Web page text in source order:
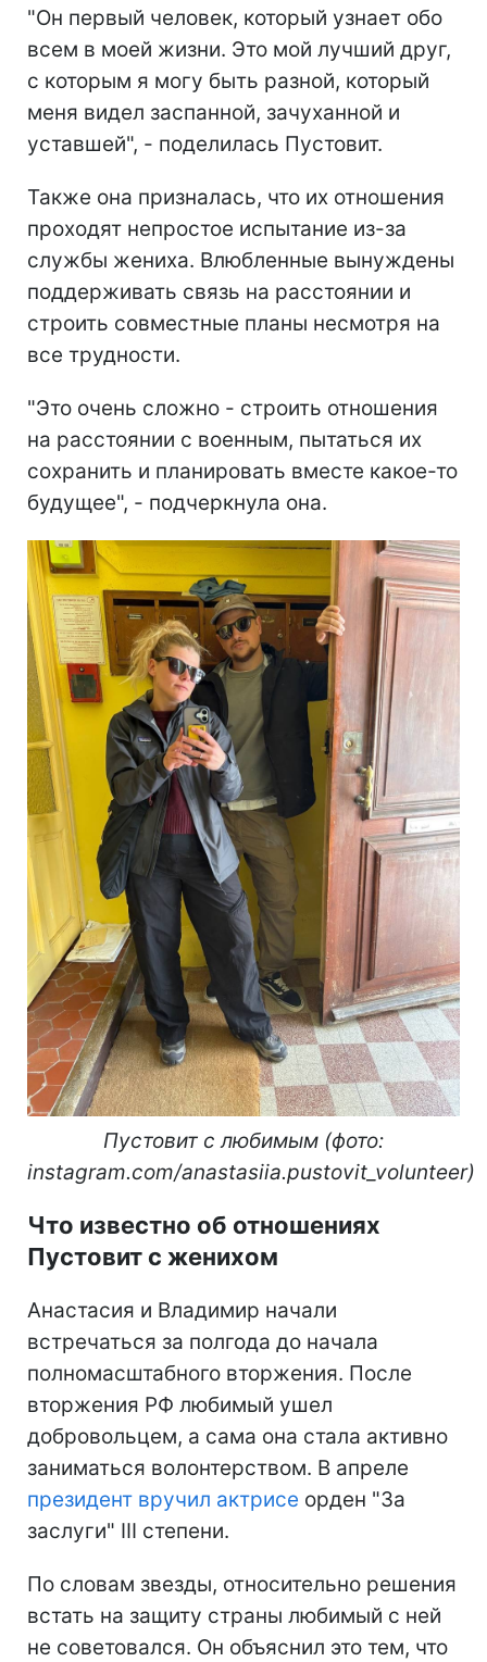
"Он первый человек, который узнает обо
всем в моей жизни. Это мой лучший друг,
с которым я могу быть разной, который
меня видел заспанной, зачуханной и
уставшей", - поделилась Пустовит.
Также она призналась, что их отношения
проходят непростое испытание из-за
службы жениха. Влюбленные вынуждены
поддерживать связь на расстоянии и
строить совместные планы несмотря на
все трудности.
"Это очень сложно - строить отношения
на расстоянии с военным, пытаться их
сохранить и планировать вместе какое-то
будущее", - подчеркнула она.
Пустовит с любимым (фото:
instagram.com/anastasiia.pustovit_volunteer)
Что известно об отношениях
Пустовит с женихом
Анастасия и Владимир начали
встречаться за полгода до начала
полномасштабного вторжения. После
вторжения РФ любимый ушел
добровольцем, а сама она стала активно
заниматься волонтерством. В апреле
президент вручил актрисе орден "За
заслуги" III степени.
По словам звезды, относительно решения
встать на защиту страны любимый с ней
не советовался. Он объяснил это тем, что